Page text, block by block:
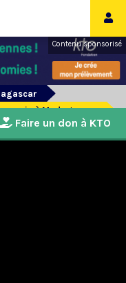
Contenu sponsorisé
à Madagascar
Faire un don à KTO